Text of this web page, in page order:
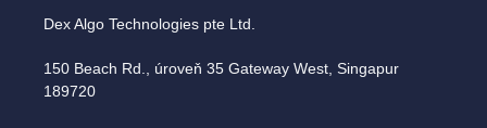
Dex Algo Technologies pte Ltd.
150 Beach Rd., úroveň 35 Gateway West, Singapur
189720